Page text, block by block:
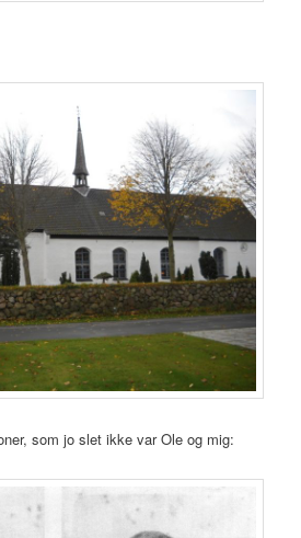
som jo slet ikke var Ole og mig: